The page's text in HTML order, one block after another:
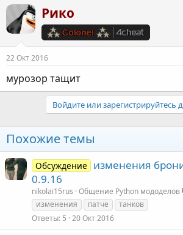
Рико
22 Окт 2016
мурозор тащит
Войдите или зарегистрируйтесь
Похожие темы
Обсуждение
изменения
0.9.16
nikolai15rus Общение Python мододелов
изменения
патче
танков
Ответы 5 20 Окт 2016